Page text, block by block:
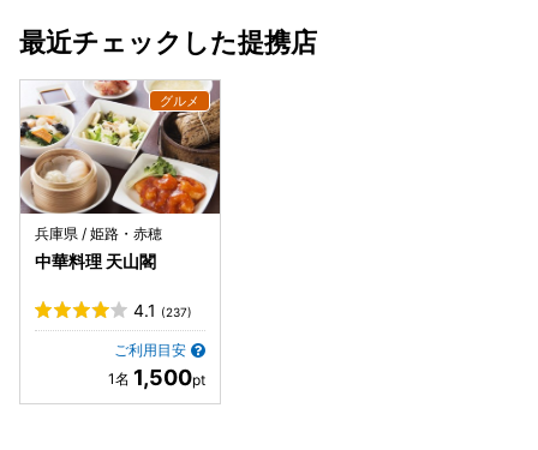
最近チェックした提携店
兵庫県 / 姫路・赤穂
中華料理 天山閣
4.1 (237)
ご利用目安
1,500